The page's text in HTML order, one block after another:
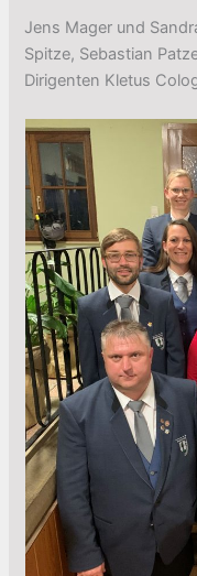
Jens Mager und
Spitze, Sebastian
Dirigenten Kletus